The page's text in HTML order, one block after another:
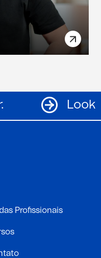
faster.
Profissionais